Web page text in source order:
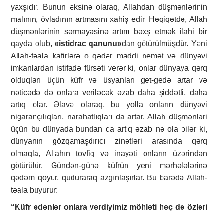
yaxşıdır. Bunun əksinə olaraq, Allahdan düşmənlərinin
malının, övladının artmasını xahiş edir. Həqiqətdə, Allah
düşmənlərinin sərmayəsinə artım bəxş etmək ilahi bir
qayda olub, «istidrac qanunu»dan götürülmüşdür. Yəni
Allah-təala kafirlərə o qədər maddi nemət və dünyəvi
imkanlardan istifadə fürsəti verər ki, onlar dünyaya qərq
olduqları üçün küfr və üsyanları get-gedə artar və
nəticədə də onlara veriləcək əzab daha şiddətli, daha
artıq olar. Əlavə olaraq, bu yolla onların dünyəvi
nigarançılıqları, narahatlıqları da artar. Allah düşmənləri
üçün bu dünyada bundan da artıq əzab nə ola bilər ki,
dünyanın gözqamaşdırıcı zinətləri arasında qərq
olmaqla, Allahın tovfiq və inayəti onların üzərindən
götürülür. Gündən-günə küfrün yeni mərhələlərinə
qədəm qoyur, quduraraq azğınlaşırlar. Bu barədə Allah-
təala buyurur:
“Küfr edənlər onlara verdiyimiz möhləti heç də özləri